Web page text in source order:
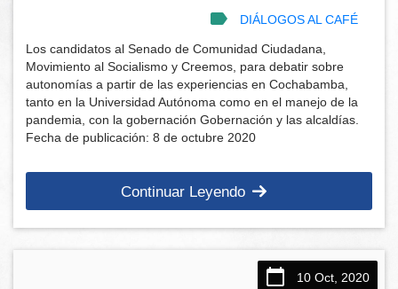
DIÁLOGOS AL CAFÉ
Los candidatos al Senado de Comunidad Ciudadana,
Movimiento al Socialismo y Creemos, para debatir sobre
autonomías a partir de las experiencias en Cochabamba,
tanto en la Universidad Autónoma como en el manejo de la
pandemia, con la gobernación Gobernación y las alcaldías.
Fecha de publicación: 8 de octubre 2020
Continuar Leyendo
10 Oct, 2020